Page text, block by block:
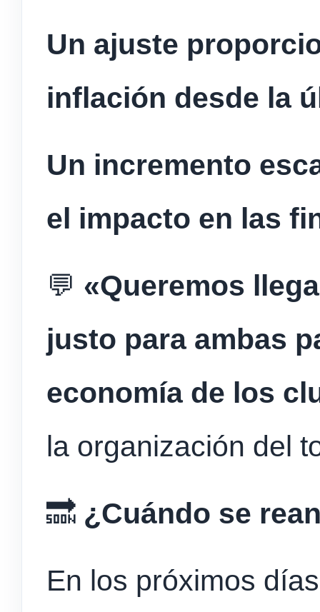
Un ajuste
inflación desde la
Un incremento
el impacto en las
💬 «Queremos
justo para ambas
economía de los
la organización del
🔜 ¿Cuándo se
En los próximos